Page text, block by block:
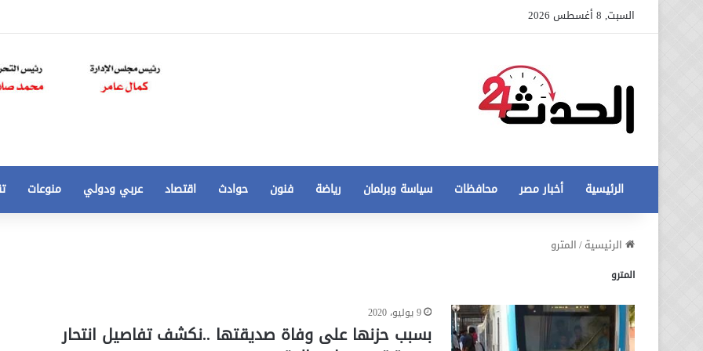
السبت, 8 أغسطس 2026
الرئيسية أخبار مصر محافظات سياسة وبرلمان رياضة فنون حوادث اقتصاد عربي ودولي منوعات
الرئيسية/المترو
المترو
9 يوليو، 2020
بسبب حزنها على وفاة صديقتها ..نكشف تفاصيل انتحار
أزمة
مخالفات
البناء
12 أغسطس، 2020
عاجل تطورات جديدة في أزمة مخالفات
الي
50